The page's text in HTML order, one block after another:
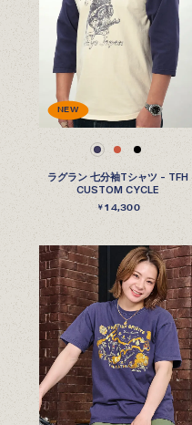
NEW
ラグラン 七分袖Tシャツ - TFH
CUSTOM CYCLE
￥14,300